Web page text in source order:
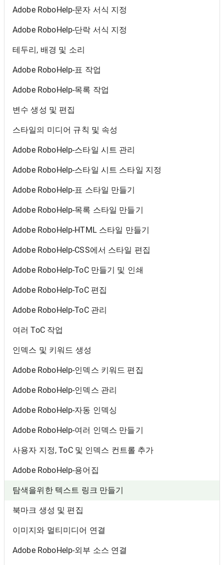
Adobe RoboHelp-문자 서식 지정
Adobe RoboHelp-단락 서식 지정
테두리, 배경 및 소리
Adobe RoboHelp-표 작업
Adobe RoboHelp-목록 작업
변수 생성 및 편집
스타일의 미디어 규칙 및 속성
Adobe RoboHelp-스타일 시트 관리
Adobe RoboHelp-스타일 시트 스타일 지정
Adobe RoboHelp-표 스타일 만들기
Adobe RoboHelp-목록 스타일 만들기
Adobe RoboHelp-HTML 스타일 만들기
Adobe RoboHelp-CSS에서 스타일 편집
Adobe RoboHelp-ToC 만들기 및 인쇄
Adobe RoboHelp-ToC 편집
Adobe RoboHelp-ToC 관리
여러 ToC 작업
인덱스 및 키워드 생성
Adobe RoboHelp-인덱스 키워드 편집
Adobe RoboHelp-인덱스 관리
Adobe RoboHelp-자동 인덱싱
Adobe RoboHelp-여러 인덱스 만들기
사용자 지정, ToC 및 인덱스 컨트롤 추가
Adobe RoboHelp-용어집
탐색을위한 텍스트 링크 만들기
북마크 생성 및 편집
이미지와 멀티미디어 연결
Adobe RoboHelp-외부 소스 연결